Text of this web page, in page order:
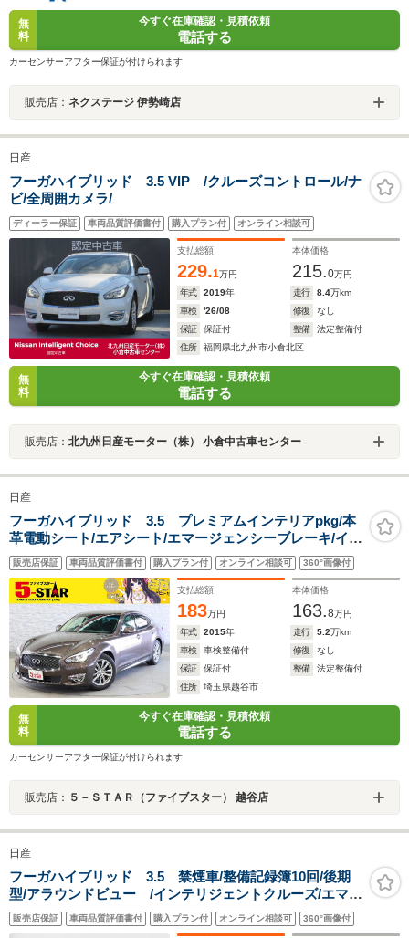
無
料
今すぐ在庫確認・見積依頼
電話する
カーセンサーアフター保証が付けられます
販売店： ネクステージ 伊勢崎店
日産
フーガハイブリッド 3.5 VIP /クルーズコントロール/ナ
ビ/全周囲カメラ/
ディーラー保証 車両品質評価書付 購入プラン付 オンライン相談可
支払総額
229.1万円
本体価格
215.0万円
年式
2019年 走行 8.4万km
車検
'26/08 修復
なし
保証
保証付 整備
法定整備付
住所
福岡県北九州市小倉北区
無
料
今すぐ在庫確認・見積依頼
電話する
販売店： 北九州日産モーター（株） 小倉中古車センター
日産
フーガハイブリッド 3.5 プレミアムインテリアpkg/本
革電動シート/エアシート/エマージェンシーブレーキ/イン
テリジェントクルコン/コーナーセンサー/レーンアシス
ト/BSI/BCI/アラウンドビュー/純正ナビ/純正AW
販売店保証 車両品質評価書付 購入プラン付 オンライン相談可 360°画像付
支払総額
183万円
本体価格
163.8万円
年式
2015年 走行 5.2万km
車検
車検整備付 修復
なし
保証
保証付 整備
法定整備付
住所
埼玉県越谷市
無
料
今すぐ在庫確認・見積依頼
電話する
カーセンサーアフター保証が付けられます
販売店： ５－ＳＴＡＲ（ファイブスター） 越谷店
日産
フーガハイブリッド 3.5 禁煙車/整備記録簿10回/後期
型/アラウンドビュー /インテリジェントクルーズ/エマー
ジェンシーブレーキ/クリアランスソナー/ブラックハーフ
レザー/助手席オットマン/シートメモリー/HDDナ
販売店保証 車両品質評価書付 購入プラン付 オンライン相談可 360°画像付